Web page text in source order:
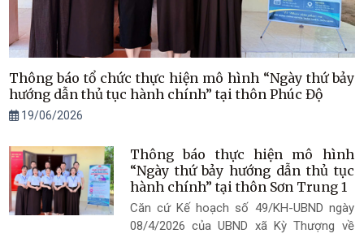
Thông báo tổ chức thực hiện mô hình “Ngày thứ bảy
hướng dẫn thủ tục hành chính” tại thôn Phúc Độ
19/06/2026
Thông báo thực hiện mô hình
“Ngày thứ bảy hướng dẫn thủ tục
hành chính” tại thôn Sơn Trung 1
Căn cứ Kế hoạch số 49/KH-UBND ngày
08/4/2026 của UBND xã Kỳ Thượng về